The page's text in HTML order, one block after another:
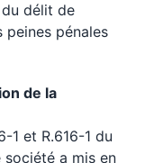
délit de
pénales
de la
1 et R.616-1 du
a mis en